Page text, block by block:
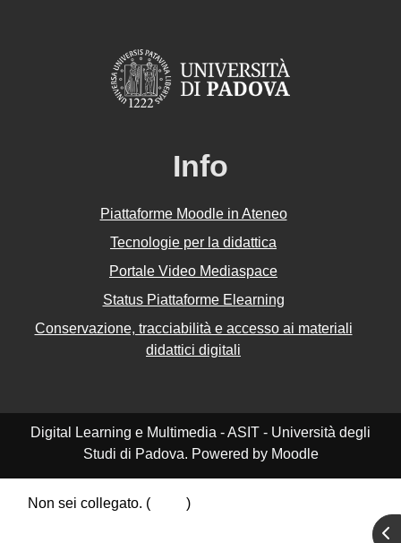
Info
Piattaforme Moodle in Ateneo
Tecnologie per la didattica
Portale Video Mediaspace
Status Piattaforme Elearning
Conservazione, tracciabilità e accesso ai materiali
didattici digitali
Digital Learning e Multimedia - ASIT - Università degli
Studi di Padova. Powered by Moodle
Non sei collegato. (
)